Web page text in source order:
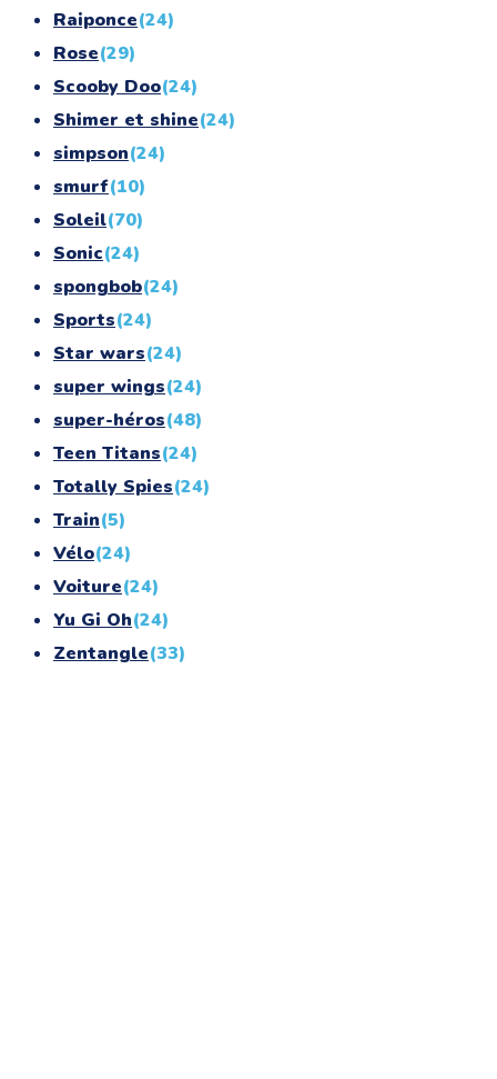
Raiponce(24)
Rose(29)
Scooby Doo(24)
Shimer et shine(24)
simpson(24)
smurf(10)
Soleil(70)
Sonic(24)
spongbob(24)
Sports(24)
Star wars(24)
super wings(24)
super-héros(48)
Teen Titans(24)
Totally Spies(24)
Train(5)
Vélo(24)
Voiture(24)
Yu Gi Oh(24)
Zentangle(33)